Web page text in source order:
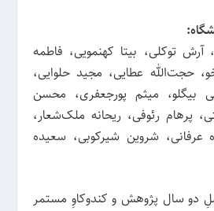
آرش توکلی، بیتا کهنمویی، فاطمه
حجت‌الله عطایی، مجید حلوایی،
بیگلو، میثم پورجعفری، محسن
پرهام رئوفی، ریحانه ملک‌شعار،
عرفانی، شروین شیرکوبی، سعیده
دو سال پژوهش و کندوکاوِ مستمر